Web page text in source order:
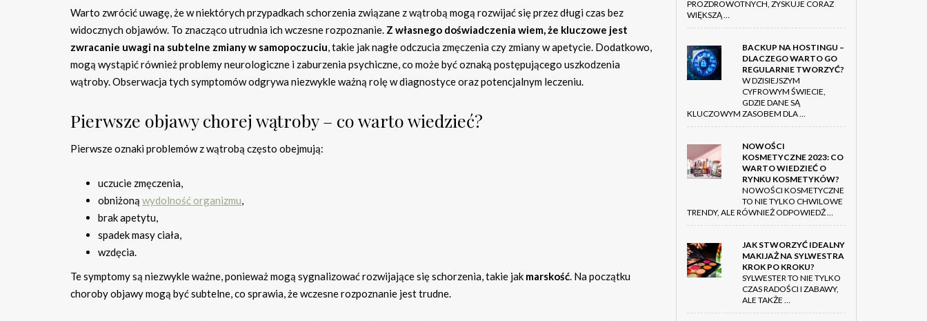
Warto zwrócić uwagę, że w niektórych przypadkach schorzenia związane z wątrobą mogą rozwijać się przez długi czas bez
widocznych objawów. To znacząco utrudnia ich wczesne rozpoznanie. Z własnego doświadczenia wiem, że kluczowe jest
zwracanie uwagi na subtelne zmiany w samopoczuciu, takie jak nagłe odczucia zmęczenia czy zmiany w apetycie. Dodatkowo,
mogą wystąpić również problemy neurologiczne i zaburzenia psychiczne, co może być oznaką postępującego uszkodzenia
wątroby. Obserwacja tych symptomów odgrywa niezwykle ważną rolę w diagnostyce oraz potencjalnym leczeniu.
Pierwsze objawy chorej wątroby – co warto wiedzieć?
Pierwsze oznaki problemów z wątrobą często obejmują:
uczucie zmęczenia,
obniżoną wydolność organizmu,
brak apetytu,
spadek masy ciała,
wzdęcia.
Te symptomy są niezwykle ważne, ponieważ mogą sygnalizować rozwijające się schorzenia, takie jak marskość. Na początku
choroby objawy mogą być subtelne, co sprawia, że wczesne rozpoznanie jest trudne.
PROZDROWOTNYCH, ZYSKUJE CORAZ
WIĘKSZĄ …
BACKUP NA HOSTINGU –
DLACZEGO WARTO GO
REGULARNIE TWORZYĆ?
W DZISIEJSZYM
CYFROWYM ŚWIECIE,
GDZIE DANE SĄ
KLUCZOWYM ZASOBEM DLA …
NOWOŚCI
KOSMETYCZNE 2023: CO
WARTO WIEDZIEĆ O
RYNKU KOSMETYKÓW?
NOWOŚCI KOSMETYCZNE
TO NIE TYLKO CHWILOWE
TRENDY, ALE RÓWNIEŻ ODPOWIEDŹ …
JAK STWORZYĆ IDEALNY
MAKIJAŻ NA SYLWESTRA
KROK PO KROKU?
SYLWESTER TO NIE TYLKO
CZAS RADOŚCI I ZABAWY,
ALE TAKŻE …